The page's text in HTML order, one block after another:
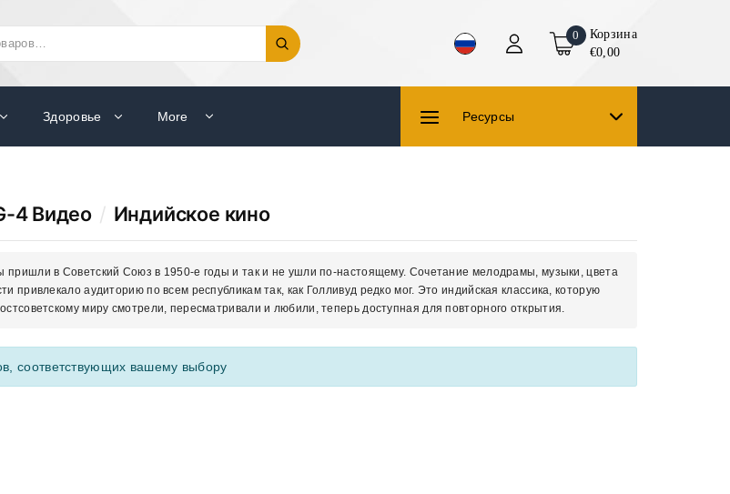
0
Корзина
€0,00
Здоровье More Ресурсы
4 Видео / Индийское кино
пришли в Советский Союз в 1950-е годы и так и не ушли по-настоящему. Сочетание мелодрамы, музыки, цвета
привлекало аудиторию по всем республикам так, как Голливуд редко мог. Это индийская классика, которую
миру смотрели, пересматривали и любили, теперь доступная для повторного открытия.
соответствующих вашему выбору